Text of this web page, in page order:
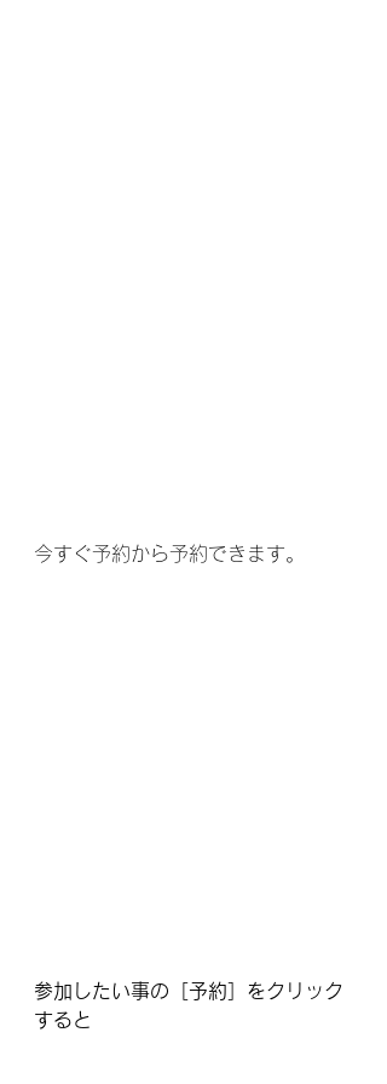
今すぐ予約から予約できます。
参加したい事の［予約］をクリック
すると